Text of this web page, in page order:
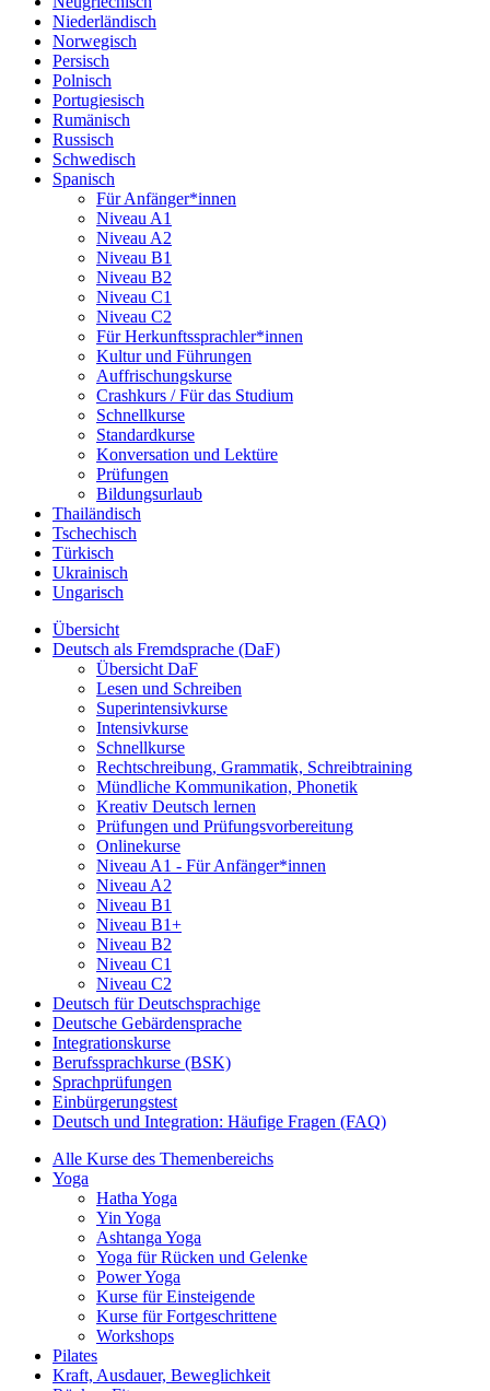
Niederländisch
Norwegisch
Persisch
Polnisch
Portugiesisch
Rumänisch
Russisch
Schwedisch
Spanisch
Für Anfänger*innen
Niveau A1
Niveau A2
Niveau B1
Niveau B2
Niveau C1
Niveau C2
Für Herkunftssprachler*innen
Kultur und Führungen
Auffrischungskurse
Crashkurs / Für das Studium
Schnellkurse
Standardkurse
Konversation und Lektüre
Prüfungen
Bildungsurlaub
Thailändisch
Tschechisch
Türkisch
Ukrainisch
Ungarisch
Übersicht
Deutsch als Fremdsprache (DaF)
Übersicht DaF
Lesen und Schreiben
Superintensivkurse
Intensivkurse
Schnellkurse
Rechtschreibung, Grammatik, Schreibtraining
Mündliche Kommunikation, Phonetik
Kreativ Deutsch lernen
Prüfungen und Prüfungsvorbereitung
Onlinekurse
Niveau A1 - Für Anfänger*innen
Niveau A2
Niveau B1
Niveau B1+
Niveau B2
Niveau C1
Niveau C2
Deutsch für Deutschsprachige
Deutsche Gebärdensprache
Integrationskurse
Berufssprachkurse (BSK)
Sprachprüfungen
Einbürgerungstest
Deutsch und Integration: Häufige Fragen (FAQ)
Alle Kurse des Themenbereichs
Yoga
Hatha Yoga
Yin Yoga
Ashtanga Yoga
Yoga für Rücken und Gelenke
Power Yoga
Kurse für Einsteigende
Kurse für Fortgeschrittene
Workshops
Pilates
Kraft, Ausdauer, Beweglichkeit